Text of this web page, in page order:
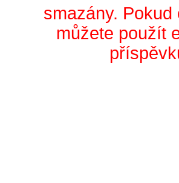
smazány.
můžete použít